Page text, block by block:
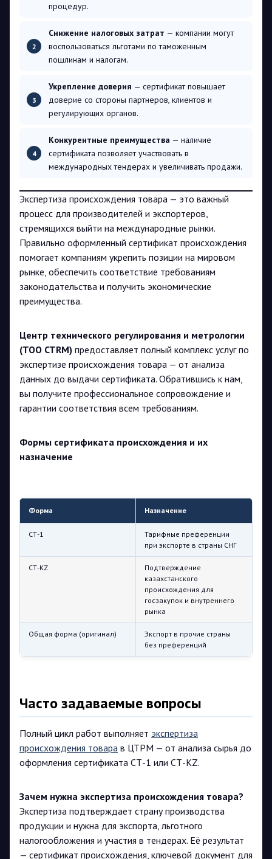
процедур.
Снижение налоговых затрат — компании могут
воспользоваться льготами по таможенным
пошлинам и налогам.
Укрепление доверия — сертификат повышает
доверие со стороны партнеров, клиентов и
регулирующих органов.
Конкурентные преимущества — наличие
сертификата позволяет участвовать в
международных тендерах и увеличивать продажи.
Экспертиза происхождения товара — это важный
процесс для производителей и экспортеров,
стремящихся выйти на международные рынки.
Правильно оформленный сертификат происхождения
помогает компаниям укрепить позиции на мировом
рынке, обеспечить соответствие требованиям
законодательства и получить экономические
преимущества.
Центр технического регулирования и метрологии
(TOO CTRM) предоставляет полный комплекс услуг по
экспертизе происхождения товара — от анализа
данных до выдачи сертификата. Обратившись к нам,
вы получите профессиональное сопровождение и
гарантии соответствия всем требованиям.
Формы сертификата происхождения и их
назначение
Форма Назначение
СТ-1
Тарифные преференции
при экспорте в страны СНГ
СТ-KZ
Подтверждение
казахстанского
происхождения для
госзакупок и внутреннего
рынка
Общая форма (оригинал)
Экспорт в прочие страны
без преференций
Часто задаваемые вопросы
Полный цикл работ выполняет экспертиза
происхождения товара в ЦТРМ — от анализа сырья до
оформления сертификата СТ-1 или СТ-KZ.
Зачем нужна экспертиза происхождения товара?
Экспертиза подтверждает страну производства
продукции и нужна для экспорта, льготного
налогообложения и участия в тендерах. Её результат
— сертификат происхождения, ключевой документ для